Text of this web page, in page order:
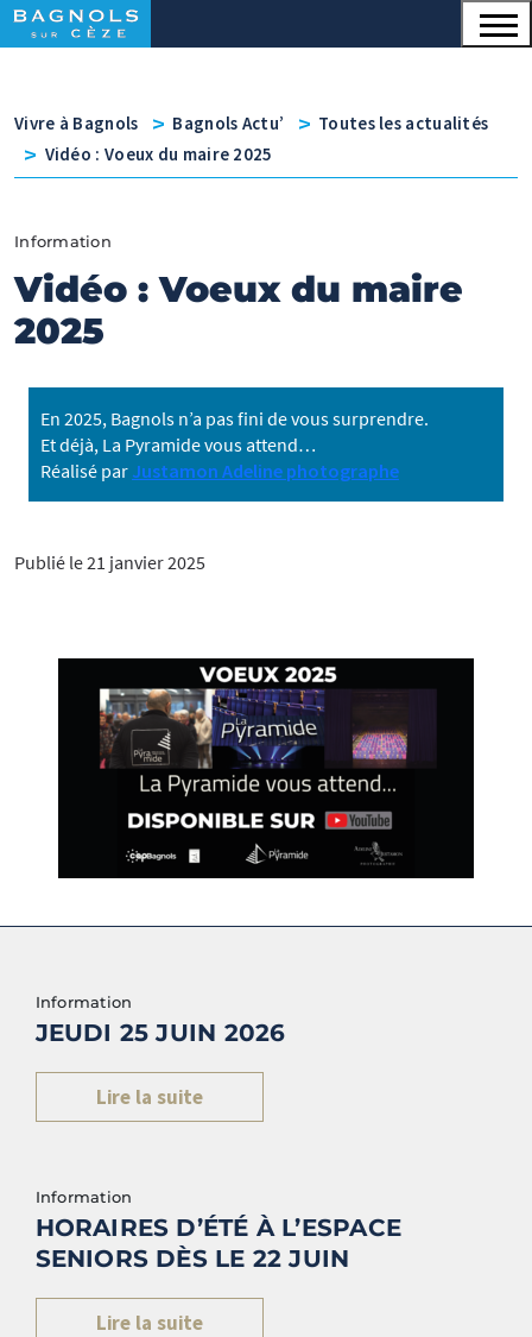
Panneau de gestion des cookies
Menu principal
Contenu
Vivre à Bagnols v Bagnols Actu’ v Toutes les actualités
v Vidéo : Voeux du maire 2025
Information
Vidéo : Voeux du maire
2025
En 2025, Bagnols n’a pas fini de vous surprendre.
Et déjà, La Pyramide vous attend…
Réalisé par Justamon Adeline photographe
Publié le 21 janvier 2025
JEUDI 25 JUIN 2026
Information
Lire la suite
HORAIRES D’ÉTÉ À L’ESPACE
SENIORS DÈS LE 22 JUIN
Information
Lire la suite